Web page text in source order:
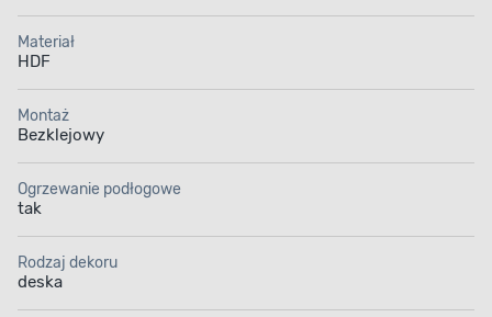
Materiał
HDF
Montaż
Bezklejowy
Ogrzewanie podłogowe
tak
Rodzaj dekoru
deska